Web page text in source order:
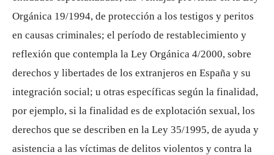
Orgánica 19/1994, de protección a los testigos y peritos
en causas criminales; el período de restablecimiento y
reflexión que contempla la Ley Orgánica 4/2000, sobre
derechos y libertades de los extranjeros en España y su
integración social; u otras específicas según la finalidad,
por ejemplo, si la finalidad es de explotación sexual, los
derechos que se describen en la Ley 35/1995, de ayuda y
asistencia a las víctimas de delitos violentos y contra la